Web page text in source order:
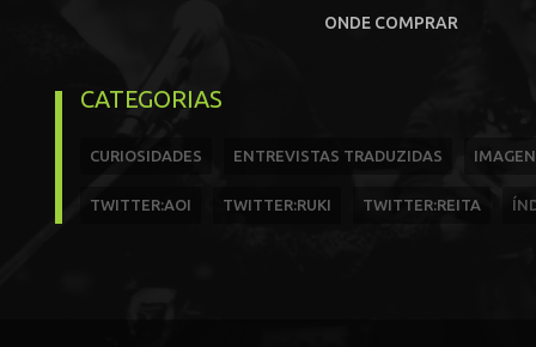
ONDE COMPRAR
CATEGORIAS
CURIOSIDADES ENTREVISTAS TRADUZIDAS
TWITTER:AOI TWITTER:RUKI TWITTER:REITA